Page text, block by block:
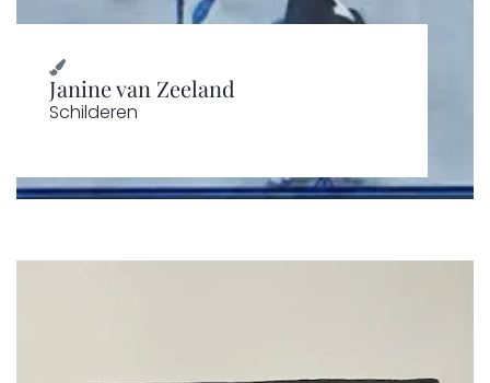
Janine van Zeeland
Schilderen